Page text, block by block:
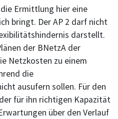
Ermittlung hier eine
bringt. Der AP 2 darf nicht
darstellt.
der BNetzA der
Netzkosten zu einem
die
ausufern sollen. Für den
für ihn richtigen Kapazität
über den Verlauf